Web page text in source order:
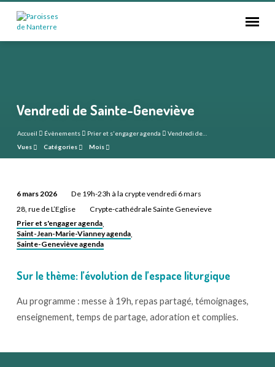
Vendredi de Sainte-Geneviève
Accueil Évènements Prier et s'engager agenda
Vendredi de…
Vues
Catégories Mois
Vendredi
de
Sainte-
Geneviève
6 mars 2026
De 19h-23h à la crypte vendredi 6 mars
28, rue de L’Eglise
Crypte-cathédrale Sainte Genevieve
Prier et s'engager agenda,
Saint-Jean-Marie-Vianney agenda,
Sainte-Geneviève agenda
Sur le thème: l’évolution de l’espace liturgique
Au programme : messe à 19h, repas partagé, témoignages,
enseignement, temps de partage, adoration et complies.